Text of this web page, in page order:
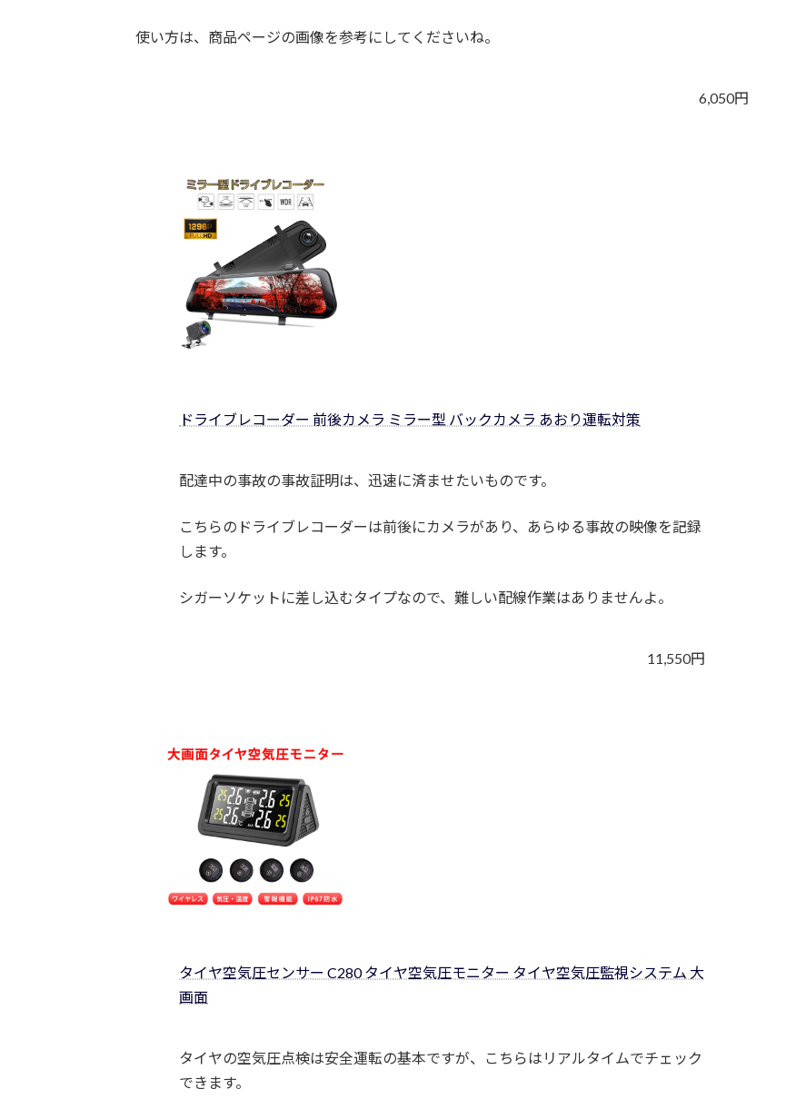
使い方は、商品ページの画像を参考にしてくださいね。
6,050円
ドライブレコーダー 前後カメラ ミラー型 バックカメラ あおり運転対策
配達中の事故の事故証明は、迅速に済ませたいものです。
こちらのドライブレコーダーは前後にカメラがあり、あらゆる事故の映像を記録
します。
シガーソケットに差し込むタイプなので、難しい配線作業はありませんよ。
11,550円
タイヤ空気圧センサー C280 タイヤ空気圧モニター タイヤ空気圧監視システム 大
画面
タイヤの空気圧点検は安全運転の基本ですが、こちらはリアルタイムでチェック
できます。